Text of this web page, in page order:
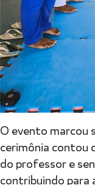
O evento marcou
cerimônia contou
do professor e
contribuindo para